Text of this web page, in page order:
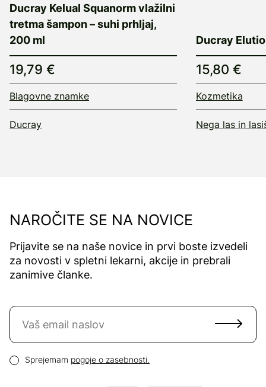
Ducray Kelual Squanorm vlažilni
tretma šampon – suhi prhljaj,
200 ml
19,79 €
Blagovne znamke
Ducray
Ducray
15,80 €
Kozmetika
Nega las in
NAROČITE SE NA NOVICE
Prijavite se na naše novice in prvi boste izvedeli
za novosti v spletni lekarni, akcije in prebrali
zanimive članke.
Naročite se na novice
Pogoji zasebnosti
Sprejemam pogoje o zasebnosti.